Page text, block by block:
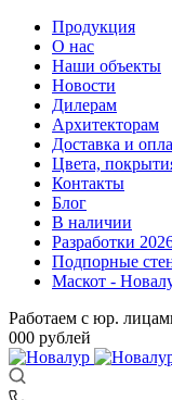
Продукция
О нас
Наши объекты
Новости
Дилерам
Архитекторам
Доставка и
Цвета,
Контакты
Блог
В наличии
Разработки
Подпорные
Маскот -
Работаем с юр.
000 рублей